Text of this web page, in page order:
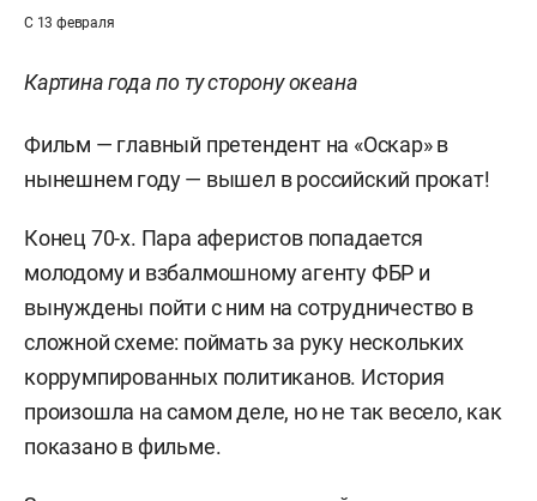
С 13 февраля
Картина года по ту сторону океана
Фильм — главный претендент на «Оскар» в
нынешнем году — вышел в российский прокат!
Конец 70-х. Пара аферистов попадается
молодому и взбалмошному агенту ФБР и
вынуждены пойти с ним на сотрудничество в
сложной схеме: поймать за руку нескольких
коррумпированных политиканов. История
произошла на самом деле, но не так весело, как
показано в фильме.